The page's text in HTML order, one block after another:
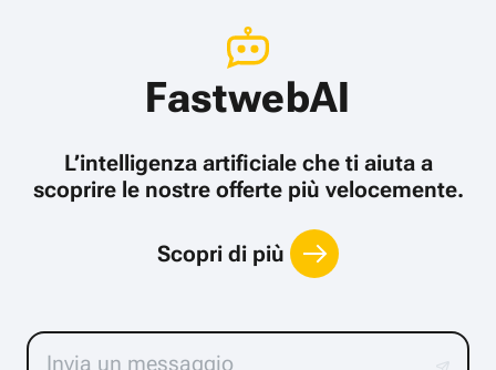
FastwebAI
L’intelligenza artificiale che ti aiuta a
scoprire le nostre offerte più velocemente.
Scopri di più